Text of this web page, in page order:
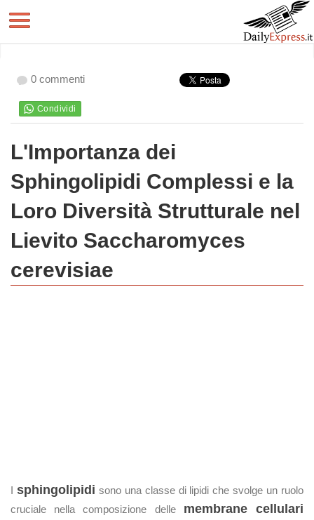
0 commenti
L'Importanza dei
Sphingolipidi Complessi e la
Loro Diversità Strutturale nel
Lievito Saccharomyces
cerevisiae
I sphingolipidi sono una classe di lipidi che svolge un ruolo
cruciale nella composizione delle membrane cellulari